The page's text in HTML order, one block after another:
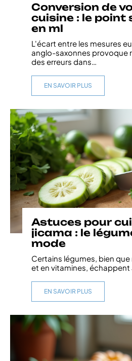
Conversion de
cuisine : le point
en ml
L'écart entre les mesures
anglo-saxonnes provoque
des erreurs dans
EN SAVOIR PLUS
Astuces pour
jicama : le
mode
Certains légumes, bien
et en vitamines, échappent
EN SAVOIR PLUS